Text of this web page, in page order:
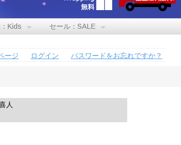
Kids セール：SALE
ージ ログイン パスワードをお忘れですか？
人